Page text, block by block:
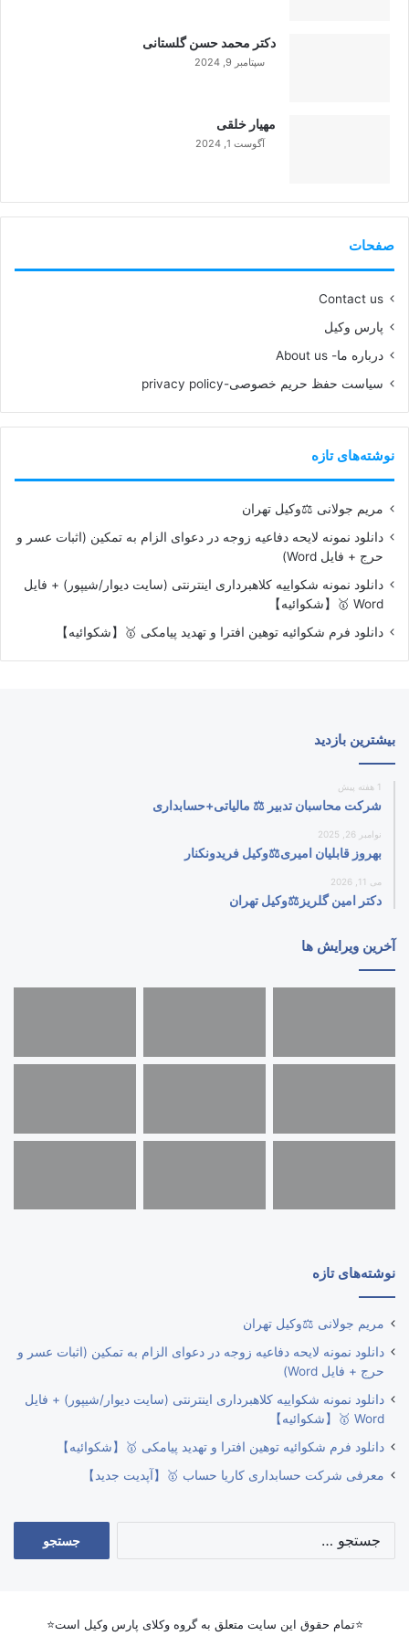
دکتر محمد حسن گلستانی
سپتامبر 9, 2024
مهیار خلقی
آگوست 1, 2024
صفحات
Contact us
پارس وکیل
درباره ما- About us
سیاست حفظ حریم خصوصی-privacy policy
نوشته‌های تازه
مریم جولانی ⚖️وکیل تهران
دانلود نمونه لایحه دفاعیه زوجه در دعوای الزام به تمکین (اثبات عسر و
حرج + فایل Word)
دانلود نمونه شکواییه کلاهبرداری اینترنتی (سایت دیوار/شیپور) + فایل
Word 🥇【شکوائیه】
دانلود فرم شکوائیه توهین افترا و تهدید پیامکی 🥇【شکوائیه】
بیشترین بازدید
1 هفته پیش
شرکت محاسبان تدبیر ⚖️ مالیاتی+حسابداری
نوامبر 26, 2025
بهروز قابلیان امیری⚖️وکیل فریدونکنار
می 11, 2026
دکتر امین گلریز⚖️وکیل تهران
آخرین ویرایش ها
نوشته‌های تازه
مریم جولانی ⚖️وکیل تهران
دانلود نمونه لایحه دفاعیه زوجه در دعوای الزام به تمکین (اثبات عسر و
حرج + فایل Word)
دانلود نمونه شکواییه کلاهبرداری اینترنتی (سایت دیوار/شیپور) + فایل
Word 🥇【شکوائیه】
دانلود فرم شکوائیه توهین افترا و تهدید پیامکی 🥇【شکوائیه】
معرفی شرکت حسابداری کاریا حساب 🥇【آپدیت جدید】
⭐تمام حقوق این سایت متعلق به گروه وکلای پارس وکیل است⭐